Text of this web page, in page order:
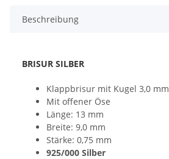
Beschreibung
BRISUR SILBER
Klappbrisur mit Kugel 3,0 mm
Mit offener Öse
Länge: 13 mm
Breite: 9,0 mm
Stärke: 0,75 mm
925/000 Silber